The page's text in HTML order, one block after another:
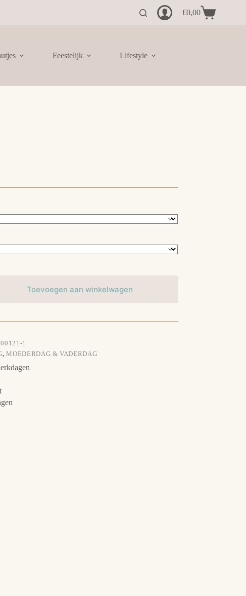
Winkelwagen
€0,00
Feestelijk Lifestyle
Toevoegen aan winkelwagen
1
,MOEDERDAG & VADERDAG